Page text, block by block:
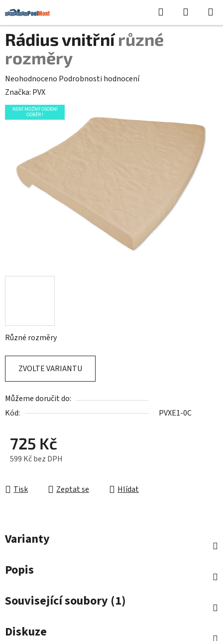
na
obsah
Hledat
KOŠÍK
Různé rozměry
ZVOLTE VARIANTU
Můžeme doručit do:
Kód:
PVXE1-0C
725 Kč
599 Kč bez DPH
Tisk
Zeptat se Hlídat
Rádius vnitřnírůzné
rozměry
Průměrné
hodnocení
produktu
je
hvězdiček.
Neohodnoceno Podrobnosti hodnocení
Značka: PVX
NENÍ MOŽNÝ OSOBNÍ
ODBĚR !
Varianty
Popis
Související soubory (1)
Diskuze